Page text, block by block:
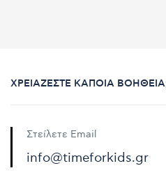
ΧΡΕΙΆΖΕΣΤΕ ΚΆΠΟΙΑ
Στείλετε Email
info@timeforkids.gr